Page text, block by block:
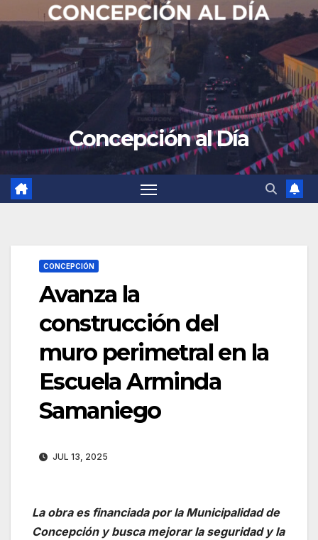
Concepción al Día
CONCEPCIÓN
Avanza la
construcción del
muro perimetral en la
Escuela Arminda
Samaniego
JUL 13, 2025
La obra es financiada por la Municipalidad de
Concepción y busca mejorar la seguridad y la